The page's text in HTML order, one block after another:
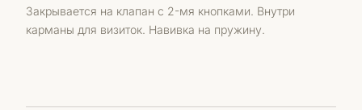
Закрывается на клапан с 2-мя кнопками. Внутри
карманы для визиток. Навивка на пружину.